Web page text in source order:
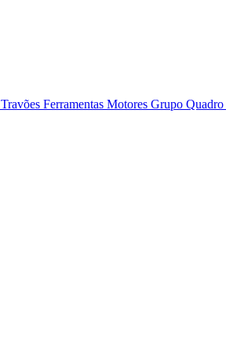
Travões Ferramentas Motores Grupo Quadro